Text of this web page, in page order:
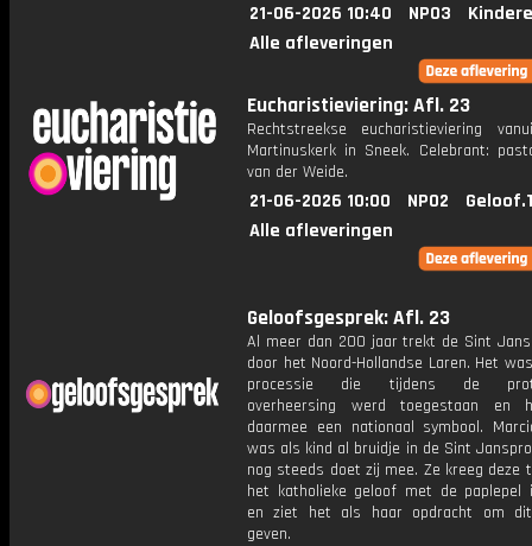
21-06-2026 10:40 NPO3
Alle afleveringen
Eucharistieviering: Afl. 23
Rechtstreekse eucharistieviering
Martinuskerk in Sneek. Celebrant:
van der Weide.
21-06-2026 10:00 NPO2
Alle afleveringen
Geloofsgesprek: Afl. 23
Al meer dan 200 jaar trekt de Sint
door het Noord-Hollandse Laren. Het
processie die tijdens de
overheersing werd toegestaan en
daarmee een nationaal symbool.
was als kind al bruidje in de Sint
nog steeds doet zij mee. Ze kreeg deze
het katholieke geloof met de paplepel
en ziet het als haar opdracht om
geven.